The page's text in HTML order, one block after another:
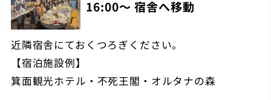
16:00～ 宿舎へ移動
近隣宿舎にておくつろぎください。
【宿泊施設例】
箕面観光ホテル・不死王閣・オルタナの森